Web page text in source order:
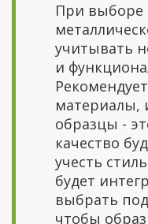
При выборе
учитывать
и
материалы,
образцы -
качество
учесть
будет
выбрать
чтобы